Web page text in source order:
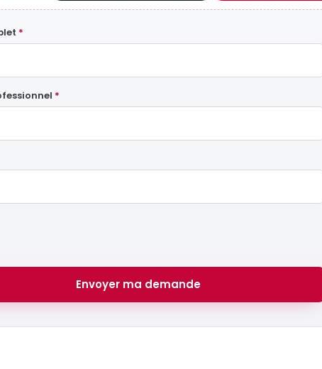
*
*
Envoyer ma demande